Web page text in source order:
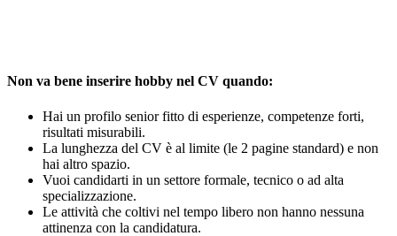
Non va bene inserire hobby nel CV quando:
Hai un profilo senior fitto di esperienze, competenze forti,
risultati misurabili.
La lunghezza del CV è al limite (le 2 pagine standard) e non
hai altro spazio.
Vuoi candidarti in un settore formale, tecnico o ad alta
specializzazione.
Le attività che coltivi nel tempo libero non hanno nessuna
attinenza con la candidatura.